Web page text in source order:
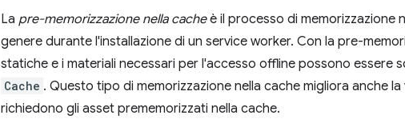
La pre-memorizzazione nella cacheè il processo di memorizzazione
genere durante l'installazione di un service worker. Con la pre-
statiche e i materiali necessari per l'accesso offline possono essere
Cache . Questo tipo di memorizzazione nella cache migliora anche
richiedono gli asset prememorizzati nella cache.